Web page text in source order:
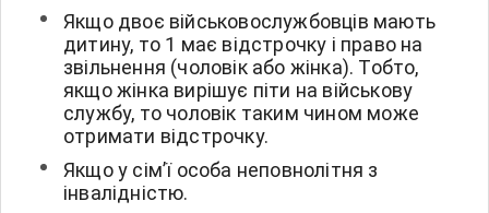
Якщо двоє військовослужбовців мають
дитину, то 1 має відстрочку і право на
звільнення (чоловік або жінка). Тобто,
якщо жінка вирішує піти на військову
службу, то чоловік таким чином може
отримати відстрочку.
Якщо у сім’ї особа неповнолітня з
інвалідністю.